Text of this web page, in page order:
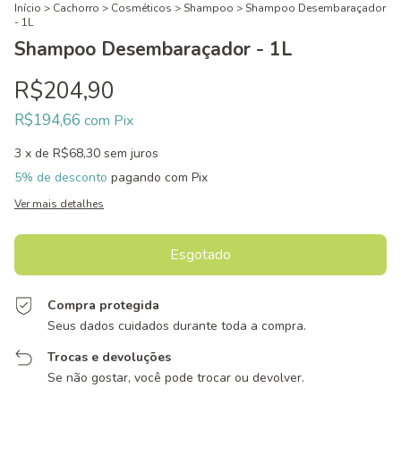
Início > Cachorro > Cosméticos >Shampoo >Shampoo Desembaraçador
- 1L
Shampoo Desembaraçador - 1L
R$204,90
R$194,66 com Pix
3 x de R$68,30 sem juros
5% de desconto pagando com Pix
Ver mais detalhes
Compra protegida
Seus dados cuidados durante toda a compra.
Trocas e devoluções
Se não gostar, você pode trocar ou devolver.